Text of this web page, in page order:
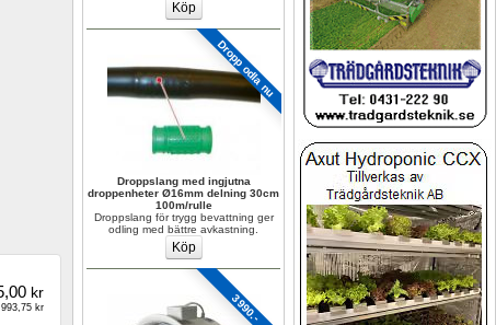
Dropp odla nu
Droppslang med ingjutna
droppenheter Ø16mm delning 30cm
100m/rulle
Droppslang för trygg bevattning ger
odling med bättre avkastning.
3990.-
kr
kr